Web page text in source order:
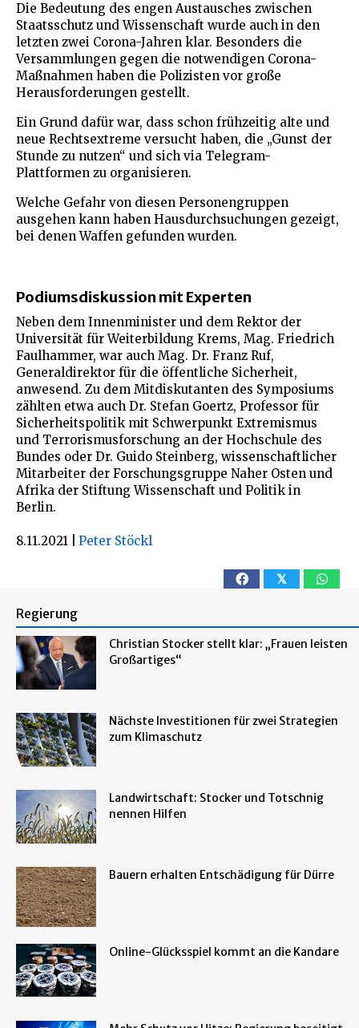
Die Bedeutung des engen Austausches zwischen
Staatsschutz und Wissenschaft wurde auch in den
letzten zwei Corona-Jahren klar. Besonders die
Versammlungen gegen die notwendigen Corona-
Maßnahmen haben die Polizisten vor große
Herausforderungen gestellt.
Ein Grund dafür war, dass schon frühzeitig alte und
neue Rechtsextreme versucht haben, die „Gunst der
Stunde zu nutzen“ und sich via Telegram-
Plattformen zu organisieren.
Welche Gefahr von diesen Personengruppen
ausgehen kann haben Hausdurchsuchungen gezeigt,
bei denen Waffen gefunden wurden.
Podiumsdiskussion mit Experten
Neben dem Innenminister und dem Rektor der
Universität für Weiterbildung Krems, Mag. Friedrich
Faulhammer, war auch Mag. Dr. Franz Ruf,
Generaldirektor für die öffentliche Sicherheit,
anwesend. Zu dem Mitdiskutanten des Symposiums
zählten etwa auch Dr. Stefan Goertz, Professor für
Sicherheitspolitik mit Schwerpunkt Extremismus
und Terrorismusforschung an der Hochschule des
Bundes oder Dr. Guido Steinberg, wissenschaftlicher
Mitarbeiter der Forschungsgruppe Naher Osten und
Afrika der Stiftung Wissenschaft und Politik in
Berlin.
8.11.2021 Peter Stöckl
𝕏
Regierung
Christian Stocker stellt klar: „Frauen leisten
Großartiges“
Nächste Investitionen für zwei Strategien
zum Klimaschutz
Landwirtschaft: Stocker und Totschnig
nennen Hilfen
Bauern erhalten Entschädigung für Dürre
Online-Glücksspiel kommt an die Kandare